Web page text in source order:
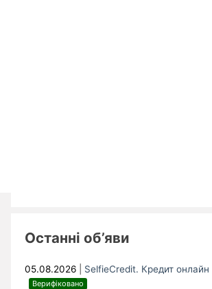
Останні об’яви
05.08.2026 SelfieCredit. Кредит
Верифіковано